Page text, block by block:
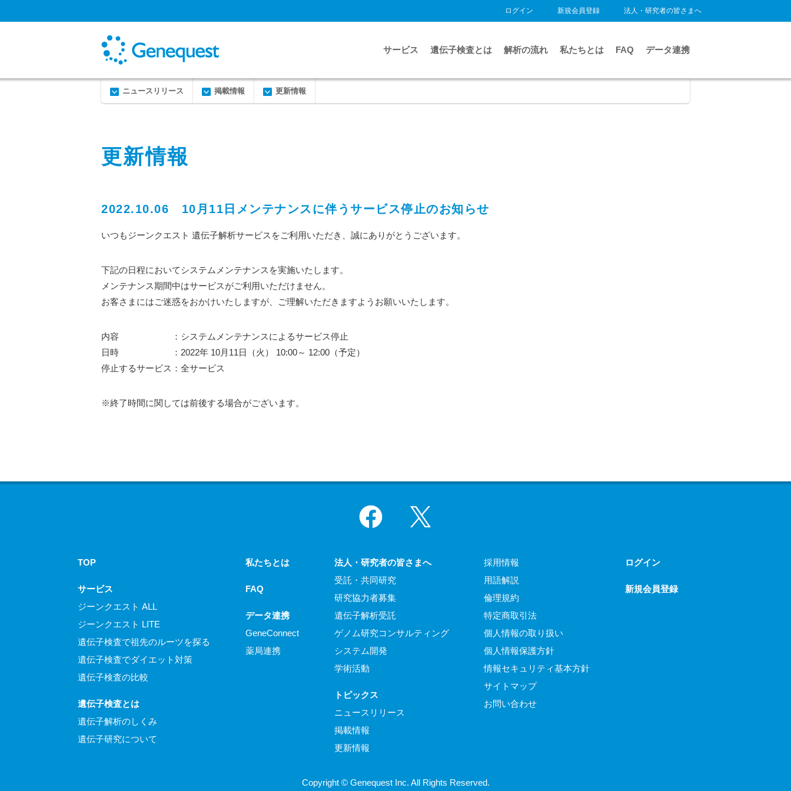
ログイン 新規会員登録 法人・研究者の皆さまへ
サービス 遺伝子検査とは 解析の流れ 私たちとは FAQ データ連携
ニュースリリース 掲載情報 更新情報
更新情報
2022.10.06 10月11日メンテナンスに伴うサービス停止のお知らせ
いつもジーンクエスト 遺伝子解析サービスをご利用いただき、誠にありがとうございます。
下記の日程においてシステムメンテナンスを実施いたします。
メンテナンス期間中はサービスがご利用いただけません。
お客さまにはご迷惑をおかけいたしますが、ご理解いただきますようお願いいたします。
内容 ：システムメンテナンスによるサービス停止
日時 ：2022年 10月11日（火） 10:00～ 12:00（予定）
停止するサービス：全サービス
※終了時間に関しては前後する場合がございます。
Facebook
TOP
サービス
ジーンクエスト ALL
ジーンクエスト LITE
遺伝子検査で祖先のルーツを探る
遺伝子検査でダイエット対策
遺伝子検査の比較
遺伝子検査とは
遺伝子解析のしくみ
遺伝子研究について
私たちとは
FAQ
データ連携
GeneConnect
薬局連携
法人・研究者の皆さまへ
受託・共同研究
研究協力者募集
遺伝子解析受託
ゲノム研究コンサルティング
システム開発
学術活動
トピックス
ニュースリリース
掲載情報
更新情報
採用情報
用語解説
倫理規約
特定商取引法
個人情報の取り扱い
個人情報保護方針
情報セキュリティ基本方針
サイトマップ
お問い合わせ
ログイン
新規会員登録
Copyright © Genequest Inc. All Rights Reserved.